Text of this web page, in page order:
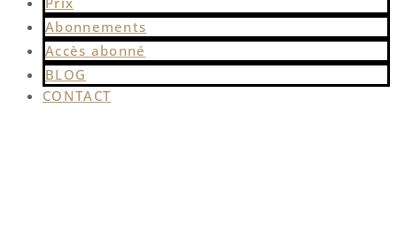
Abonnements
Accès abonné
BLOG
CONTACT